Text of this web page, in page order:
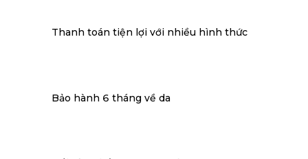
Thanh toán tiện lợi với nhiều hình thức
Bảo hành 6 tháng về da